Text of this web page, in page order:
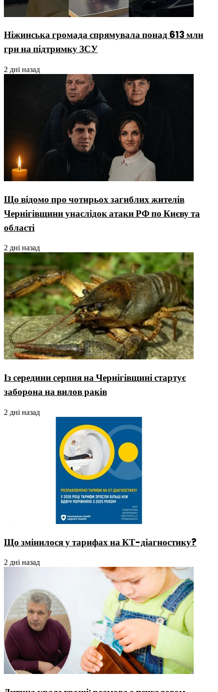
Ніжинська громада спрямувала понад 613 млн
грн на підтримку ЗСУ
2 дні назад
Що відомо про чотирьох загиблих жителів
Чернігівщини унаслідок атаки РФ по Києву та
області
2 дні назад
Із середини серпня на Чернігівщині стартує
заборона на вилов раків
2 дні назад
Що змінилося у тарифах на КТ-діагностику?
2 дні назад